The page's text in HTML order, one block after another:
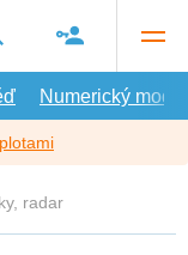
Numerický model
radar